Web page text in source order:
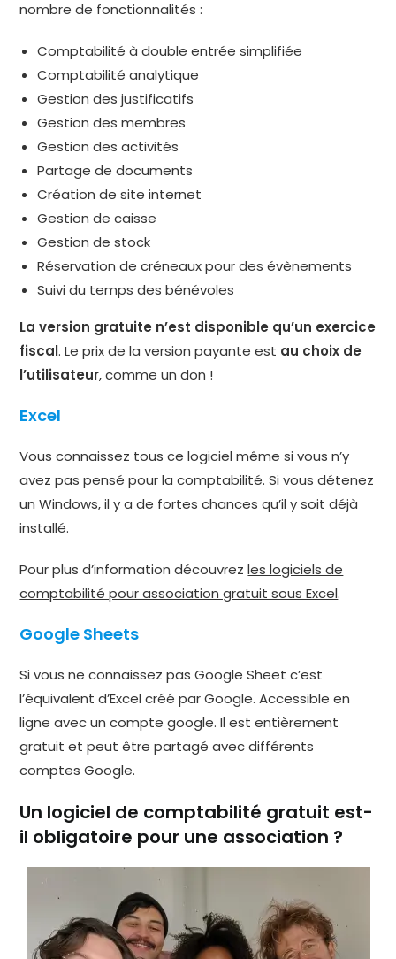
nombre de fonctionnalités :
Comptabilité à double entrée simplifiée
Comptabilité analytique
Gestion des justificatifs
Gestion des membres
Gestion des activités
Partage de documents
Création de site internet
Gestion de caisse
Gestion de stock
Réservation de créneaux pour des évènements
Suivi du temps des bénévoles
La version gratuite n’est disponible qu’un exercice
fiscal. Le prix de la version payante est au choix de
l’utilisateur, comme un don !
Excel
Vous connaissez tous ce logiciel même si vous n’y
avez pas pensé pour la comptabilité. Si vous détenez
un Windows, il y a de fortes chances qu’il y soit déjà
installé.
Pour plus d’information découvrezles logiciels de
comptabilité pour association gratuit sous Excel.
Google Sheets
Si vous ne connaissez pas Google Sheet c’est
l’équivalent d’Excel créé par Google. Accessible en
ligne avec un compte google. Il est entièrement
gratuit et peut être partagé avec différents
comptes Google.
Un logiciel de comptabilité gratuit est-
il obligatoire pour une association ?